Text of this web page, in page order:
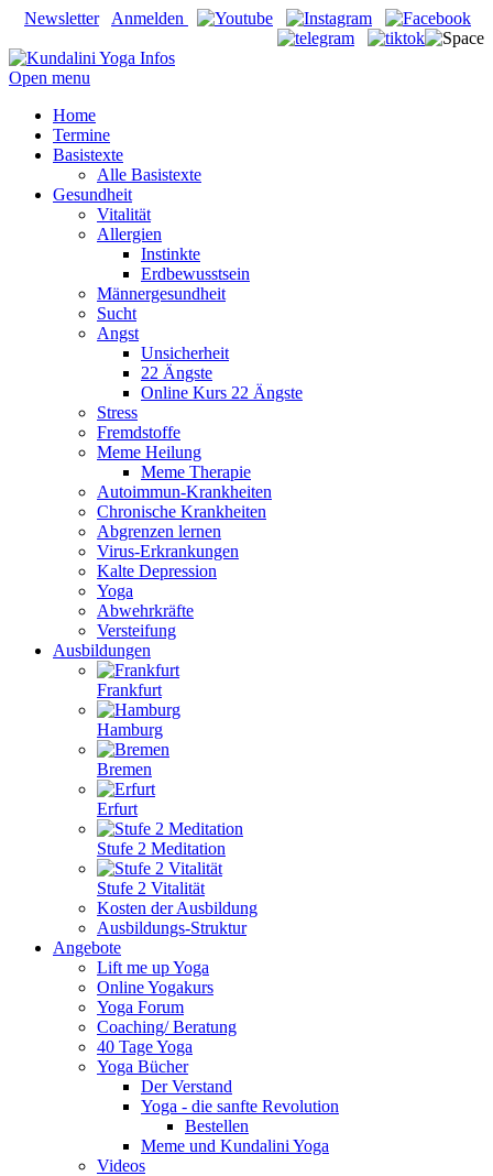
Newsletter Anmelden
Open menu
Home
Termine
Basistexte
Alle Basistexte
Gesundheit
Vitalität
Allergien
Instinkte
Erdbewusstsein
Männergesundheit
Sucht
Angst
Unsicherheit
22 Ängste
Online Kurs 22 Ängste
Stress
Fremdstoffe
Meme Heilung
Meme Therapie
Autoimmun-Krankheiten
Chronische Krankheiten
Abgrenzen lernen
Virus-Erkrankungen
Kalte Depression
Yoga
Abwehrkräfte
Versteifung
Ausbildungen
Frankfurt
Hamburg
Bremen
Erfurt
Stufe 2 Meditation
Stufe 2 Vitalität
Kosten der Ausbildung
Ausbildungs-Struktur
Angebote
Lift me up Yoga
Online Yogakurs
Yoga Forum
Coaching/ Beratung
40 Tage Yoga
Yoga Bücher
Der Verstand
Yoga - die sanfte Revolution
Bestellen
Meme und Kundalini Yoga
Videos